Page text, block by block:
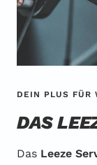
DEIN PLUS FÜR
DAS
Das Leeze